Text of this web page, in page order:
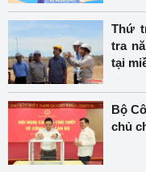
Thứ
tra
tại
Bộ
chủ